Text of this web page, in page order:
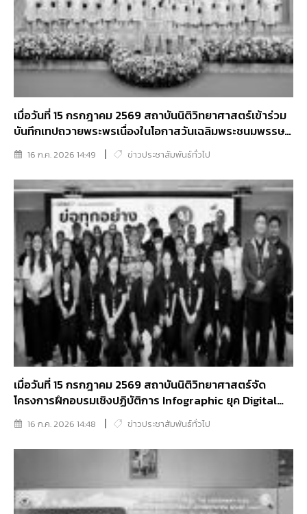
เมื่อวันที่ 15 กรกฎาคม 2569 สถาบันนิติวิทยาศาสตร์เข้าร่วม
บันทึกเทปถวายพระพรเนื่องในโอกาสวันเฉลิมพระชนมพรรษา
พระบาทสมเด็จพระเจ้าอยู่หัว
16 ก.ค. 2026 14:49 ข่าวประชาสัมพันธ์ทั่วไป
เมื่อวันที่ 15 กรกฎาคม 2569 สถาบันนิติวิทยาศาสตร์จัด
โครงการฝึกอบรมเชิงปฏิบัติการ Infographic ยุค Digital
Content
16 ก.ค. 2026 14:48 ข่าวประชาสัมพันธ์ทั่วไป